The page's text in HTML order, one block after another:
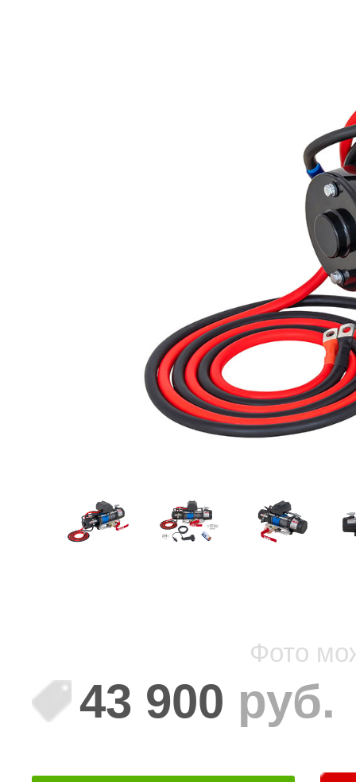
43 900 руб.
Фото